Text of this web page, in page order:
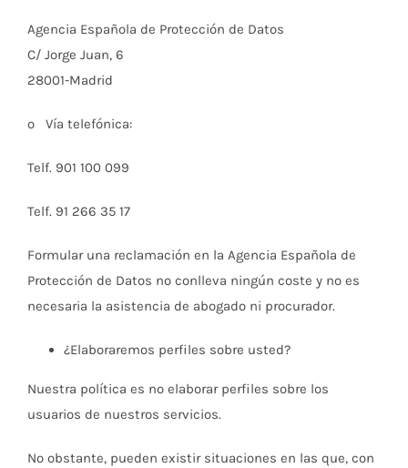
Agencia Española de Protección de Datos
C/ Jorge Juan, 6
28001-Madrid
o Vía telefónica:
Telf. 901 100 099
Telf. 91 266 35 17
Formular una reclamación en la Agencia Española de
Protección de Datos no conlleva ningún coste y no es
necesaria la asistencia de abogado ni procurador.
¿Elaboraremos perfiles sobre usted?
Nuestra política es no elaborar perfiles sobre los
usuarios de nuestros servicios.
No obstante, pueden existir situaciones en las que, con